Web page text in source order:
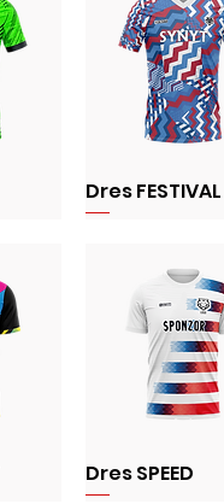
Dres FESTIVAL
Dres SPEED